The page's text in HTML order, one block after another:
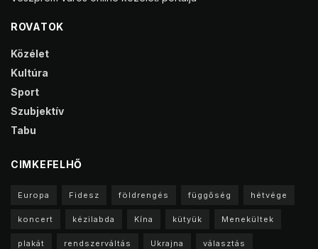
ROVATOK
Közélet
Kultúra
Sport
Szubjektív
Tabu
CIMKEFELHŐ
Europa Fidesz földrengés függőség hétvége
koncert kézilabda Kína kütyük Menekültek
plakát rendszerváltás Ukrajna választás